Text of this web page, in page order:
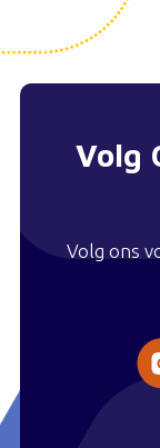
Volg
Volg ons